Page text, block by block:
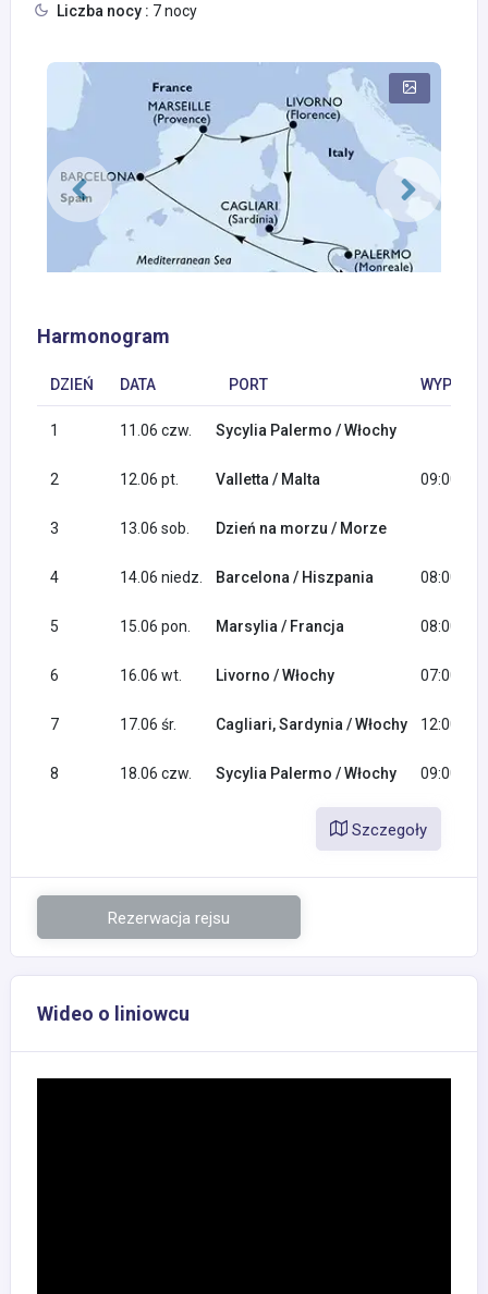
Liczba nocy : 7 nocy
Harmonogram
DZIEŃ DATA PORT
1 11.06 czw. Sycylia Palermo / Włochy
2 12.06 pt. Valletta / Malta 09:00
3 13.06 sob. Dzień na morzu / Morze
4 14.06 niedz. Barcelona / Hiszpania 08:00
5 15.06 pon. Marsylia / Francja 08:00
6 16.06 wt. Livorno / Włochy 07:00
7 17.06 śr. Cagliari, Sardynia / Włochy 12:00
8 18.06 czw. Sycylia Palermo / Włochy 09:00
Szczegoły
Rezerwacja rejsu
Wideo o liniowcu